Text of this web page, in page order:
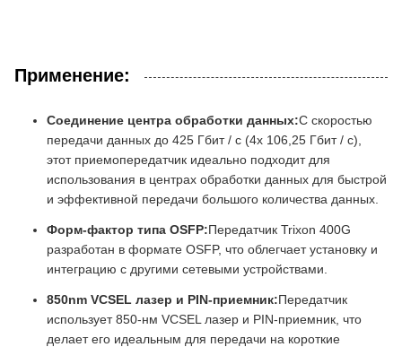
Применение:
Соединение центра обработки данных:С скоростью
передачи данных до 425 Гбит / с (4x 106,25 Гбит / с),
этот приемопередатчик идеально подходит для
использования в центрах обработки данных для быстрой
и эффективной передачи большого количества данных.
Форм-фактор типа OSFP:Передатчик Trixon 400G
разработан в формате OSFP, что облегчает установку и
интеграцию с другими сетевыми устройствами.
850nm VCSEL лазер и PIN-приемник:Передатчик
использует 850-нм VCSEL лазер и PIN-приемник, что
делает его идеальным для передачи на короткие